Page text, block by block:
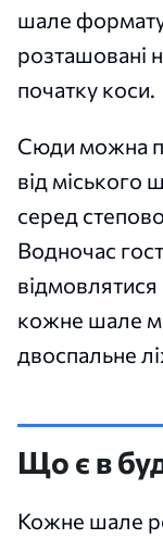
шале
розташовані
початку коси.
Сюди можна
від міського
серед
Водночас
кожне шале
двоспальне
Що є в
Кожне шале